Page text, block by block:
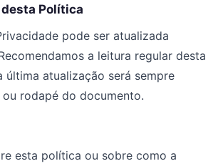
Política
pode ser atualizada
a leitura regular desta
última atualização será sempre
rodapé do documento.
esta política ou sobre como a